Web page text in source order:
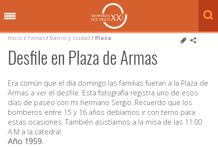
Inicio / Temas / Barrio y ciudad / Plaza
Desfile en Plaza de Armas
Era común que el día domingo las familias fueran a la Plaza de
Armas a ver el desfile. Esta fotografía registra uno de esos
días de paseo con mi hermano Sergio. Recuerdo que los
bomberos entre 15 y 16 años debíamos ir con terno para
estas ocasiones. También asistíamos a la misa de las 11:00
A.M a la catedral.
Año 1959.